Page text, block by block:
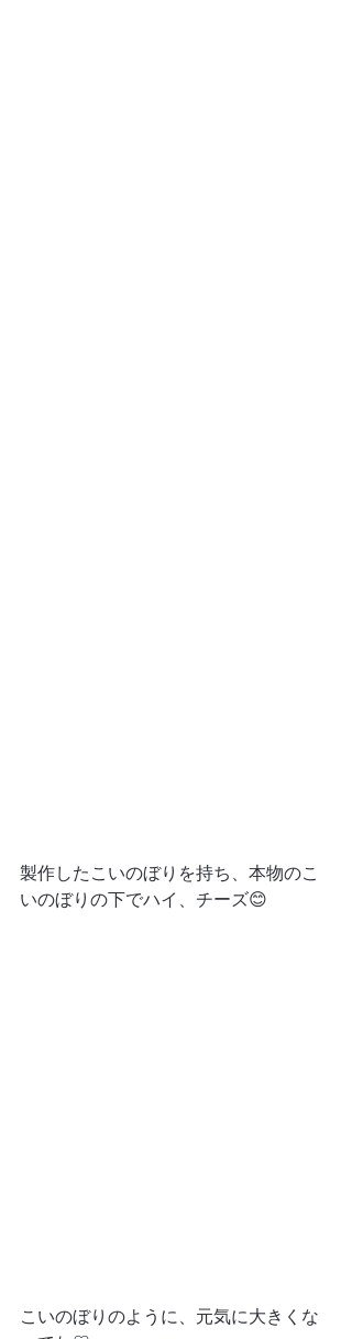
製作したこいのぼりを持ち、本物のこ
いのぼりの下でハイ、チーズ😊
こいのぼりのように、元気に大きくな